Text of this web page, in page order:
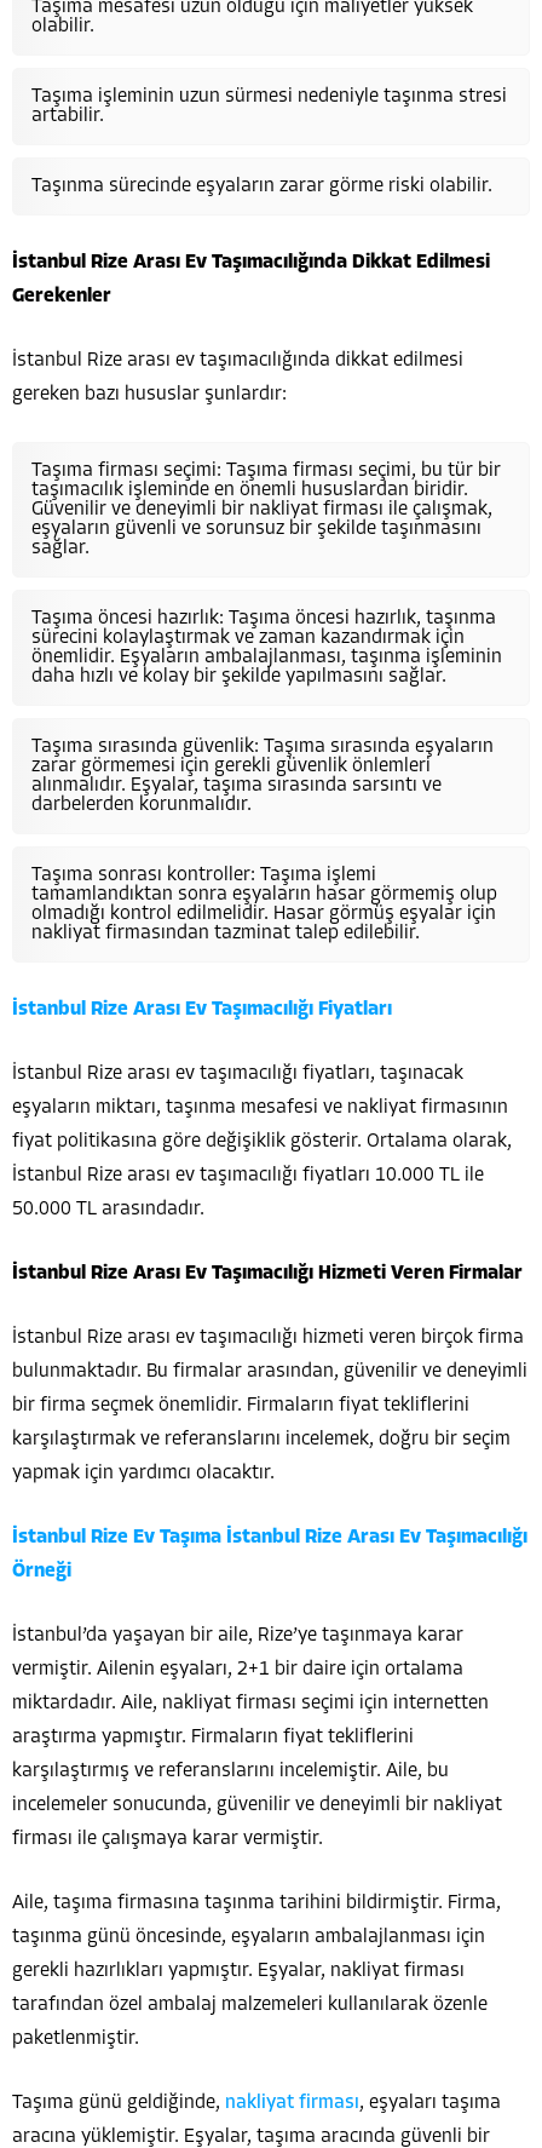
Taşıma mesafesi uzun olduğu için maliyetler yüksek
olabilir.
Taşıma işleminin uzun sürmesi nedeniyle taşınma stresi
artabilir.
Taşınma sürecinde eşyaların zarar görme riski olabilir.
İstanbul Rize Arası Ev Taşımacılığında Dikkat Edilmesi
Gerekenler
İstanbul Rize arası ev taşımacılığında dikkat edilmesi
gereken bazı hususlar şunlardır:
Taşıma firması seçimi: Taşıma firması seçimi, bu tür bir
taşımacılık işleminde en önemli hususlardan biridir.
Güvenilir ve deneyimli bir nakliyat firması ile çalışmak,
eşyaların güvenli ve sorunsuz bir şekilde taşınmasını
sağlar.
Taşıma öncesi hazırlık: Taşıma öncesi hazırlık, taşınma
sürecini kolaylaştırmak ve zaman kazandırmak için
önemlidir. Eşyaların ambalajlanması, taşınma işleminin
daha hızlı ve kolay bir şekilde yapılmasını sağlar.
Taşıma sırasında güvenlik: Taşıma sırasında eşyaların
zarar görmemesi için gerekli güvenlik önlemleri
alınmalıdır. Eşyalar, taşıma sırasında sarsıntı ve
darbelerden korunmalıdır.
Taşıma sonrası kontroller: Taşıma işlemi
tamamlandıktan sonra eşyaların hasar görmemiş olup
olmadığı kontrol edilmelidir. Hasar görmüş eşyalar için
nakliyat firmasından tazminat talep edilebilir.
İstanbul Rize Arası Ev Taşımacılığı Fiyatları
İstanbul Rize arası ev taşımacılığı fiyatları, taşınacak
eşyaların miktarı, taşınma mesafesi ve nakliyat firmasının
fiyat politikasına göre değişiklik gösterir. Ortalama olarak,
İstanbul Rize arası ev taşımacılığı fiyatları 10.000 TL ile
50.000 TL arasındadır.
İstanbul Rize Arası Ev Taşımacılığı Hizmeti Veren Firmalar
İstanbul Rize arası ev taşımacılığı hizmeti veren birçok firma
bulunmaktadır. Bu firmalar arasından, güvenilir ve deneyimli
bir firma seçmek önemlidir. Firmaların fiyat tekliflerini
karşılaştırmak ve referanslarını incelemek, doğru bir seçim
yapmak için yardımcı olacaktır.
İstanbul Rize Ev Taşıma İstanbul Rize Arası Ev Taşımacılığı
Örneği
İstanbul’da yaşayan bir aile, Rize’ye taşınmaya karar
vermiştir. Ailenin eşyaları, 2+1 bir daire için ortalama
miktardadır. Aile, nakliyat firması seçimi için internetten
araştırma yapmıştır. Firmaların fiyat tekliflerini
karşılaştırmış ve referanslarını incelemiştir. Aile, bu
incelemeler sonucunda, güvenilir ve deneyimli bir nakliyat
firması ile çalışmaya karar vermiştir.
Aile, taşıma firmasına taşınma tarihini bildirmiştir. Firma,
taşınma günü öncesinde, eşyaların ambalajlanması için
gerekli hazırlıkları yapmıştır. Eşyalar, nakliyat firması
tarafından özel ambalaj malzemeleri kullanılarak özenle
paketlenmiştir.
Taşıma günü geldiğinde, nakliyat firması, eşyaları taşıma
aracına yüklemiştir. Eşyalar, taşıma aracında güvenli bir